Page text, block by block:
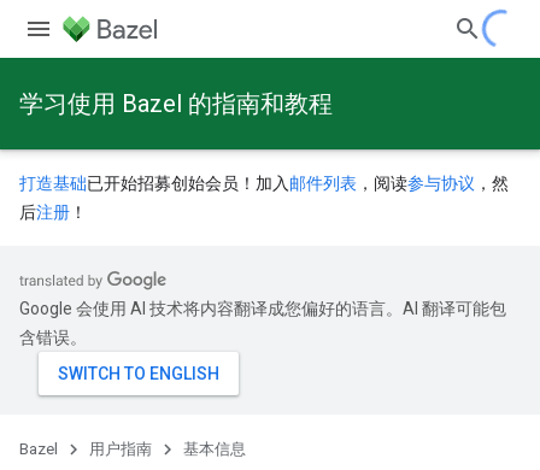
学习使用 Bazel 的指南和教程
打造基础已开始招募创始会员！加入 邮件列表 ，阅读参与协议 ，然
后注册 ！
Google 会使用 AI 技术将内容翻译成您偏好的语言。AI 翻译可能包
含错误。
Bazel 用户指南 基本信息